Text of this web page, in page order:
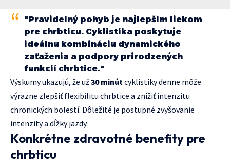
"Pravidelný pohyb je najlepším liekom
pre chrbticu. Cyklistika poskytuje
ideálnu kombináciu dynamického
zaťaženia a podpory prirodzených
funkcií chrbtice."
Výskumy ukazujú, že už30 minútcyklistiky denne môže
výrazne zlepšiť flexibilitu chrbtice a znížiť intenzitu
chronických bolestí. Dôležité je postupné zvyšovanie
intenzity a dĺžky jazdy.
Konkrétne zdravotné benefity pre
chrbticu